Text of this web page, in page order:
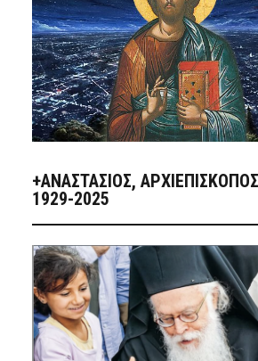
+ΑΝΑΣΤΆΣΙΟΣ,
1929-2025